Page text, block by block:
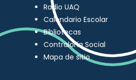
Radio UAQ
Calendario Escolar
Bibliotecas
Contraloría Social
Mapa de sitio